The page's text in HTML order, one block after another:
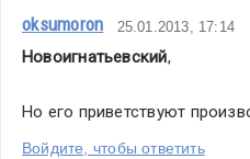
oksumoron 25.01.2013, 17:14
Новоигнатьевский,
Но его приветствуют
Войдите, чтобы ответить